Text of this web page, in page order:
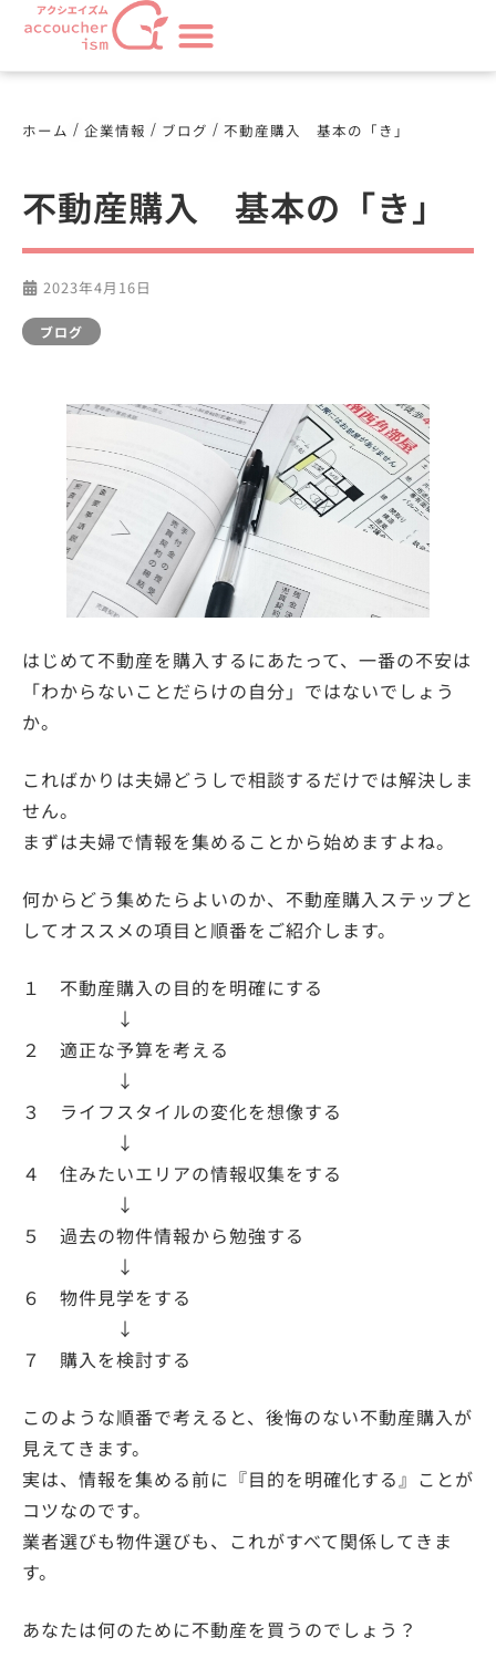
ホーム / 企業情報 / ブログ / 不動産購入 基本の「き」
不動産購入 基本の「き」
2023年4月16日
ブログ
はじめて不動産を購入するにあたって、一番の不安は
「わからないことだらけの自分」ではないでしょう
か。
こればかりは夫婦どうしで相談するだけでは解決しま
せん。
まずは夫婦で情報を集めることから始めますよね。
何からどう集めたらよいのか、不動産購入ステップと
してオススメの項目と順番をご紹介します。
１ 不動産購入の目的を明確にする
↓
２ 適正な予算を考える
↓
３ ライフスタイルの変化を想像する
↓
４ 住みたいエリアの情報収集をする
↓
５ 過去の物件情報から勉強する
↓
６ 物件見学をする
↓
７ 購入を検討する
このような順番で考えると、後悔のない不動産購入が
見えてきます。
実は、情報を集める前に『目的を明確化する』ことが
コツなのです。
業者選びも物件選びも、これがすべて関係してきま
す。
あなたは何のために不動産を買うのでしょう？